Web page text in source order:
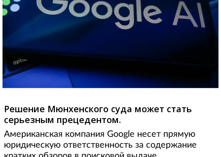
Решение Мюнхенского суда может стать
серьезным прецедентом.
Американская компания Google несет прямую
юридическую ответственность за содержание